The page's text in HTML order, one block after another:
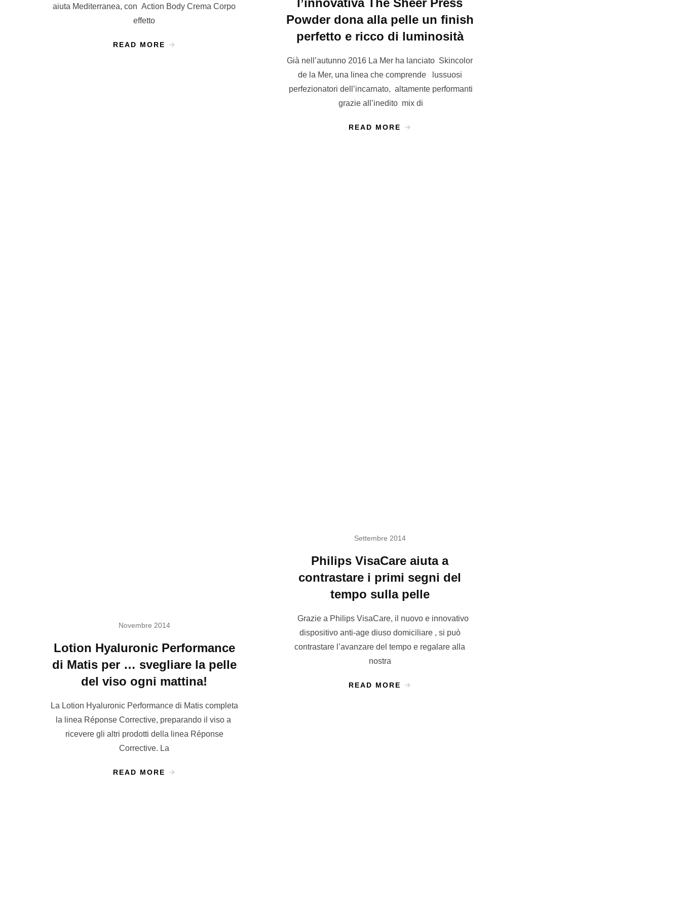
aiuta Mediterranea, con Action Body Crema Corpo
effetto
READ MORE
Powder dona alla pelle un finish
perfetto e ricco di luminosità
Già nell’autunno 2016 La Mer ha lanciato Skincolor
de la Mer, una linea che comprende lussuosi
perfezionatori dell’incarnato, altamente performanti
grazie all’inedito mix di
READ MORE
Novembre 2014
Lotion Hyaluronic Performance
di Matis per … svegliare la pelle
del viso ogni mattina!
La Lotion Hyaluronic Performance di Matis completa
la linea Réponse Corrective, preparando il viso a
ricevere gli altri prodotti della linea Réponse
Corrective. La
READ MORE
Settembre 2014
Philips VisaCare aiuta a
contrastare i primi segni del
tempo sulla pelle
Grazie a Philips VisaCare, il nuovo e innovativo
dispositivo anti-age diuso domiciliare , si può
contrastare l’avanzare del tempo e regalare alla
nostra
READ MORE